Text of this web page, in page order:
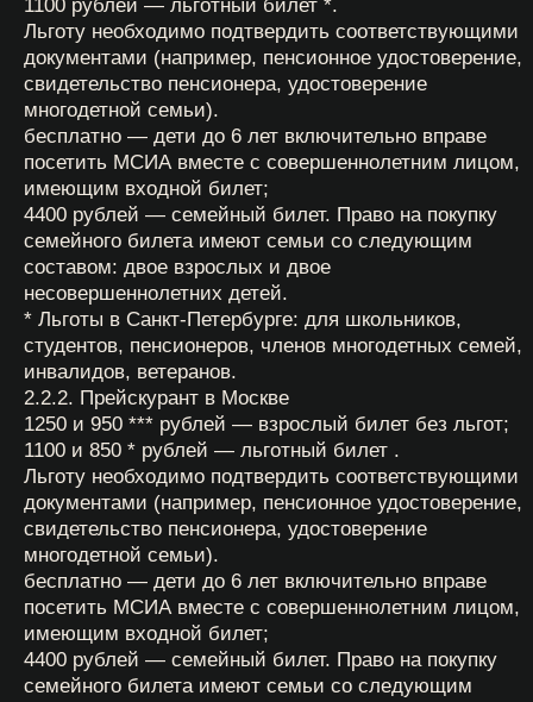
семейного билета имеют семьи со следующим
составом: двое взрослых и двое
несовершеннолетних детей.
** Льготы в Москве: для школьников, студентов,
пенсионеров, членов многодетных семей, инвалидов
(инвалиды 1 и 2 группы и один сопровождающий к
инвалидам 1 группы; дети-инвалиды (при
предъявлении удостоверения) и один
сопровождающий к ребенку-инвалиду; посетители в
инвалидных колясках и один сопровождающий к
инвалиду), ветеранов.
*** В филиале музея в Москве (Рождественка 12/1)
стандартный и льготный билет стоят 950 и 850
рублей соответственно в тех случаях, если:
1) Посетитель участник Олимпиады
Льгота предоставляется при предъявлении
документа, подтверждающего участие ребёнка в
Олимпиаде (бланк участника в бумажном или
электронном виде). С понедельника по пятницу
включительно, кроме праздничных дней.
По цене 850 рублей может пройти сам ребёнок-
участник и один сопровождающий взрослый по цене
950 рублей. С понедельника по пятницу
включительно, кроме праздничных дней.
2) Посетитель показал промокод с официального
сайта музея
Цена 950 и 850 рублей действует при предъявлении
действующего промокода, размещённого на
официальном сайте музея.
Промокод действует только при предъявлении в
кассе музея.
При покупке билетов онлайн промокод не
применяется.
С понедельника по пятницу включительно, кроме
праздничных дней.
Входной билет включает в себя право на посещение